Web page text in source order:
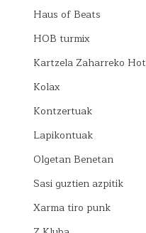
Haus of Beats
HOB turmix
Kartzela Zaharreko
Kolax
Kontzertuak
Lapikontuak
Olgetan Benetan
Sasi guztien azpitik
Xarma tiro punk